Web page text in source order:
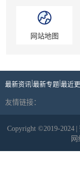
网站地图
最新资讯 最新专题 最近
友情链接：
Copyright ©2019-2024